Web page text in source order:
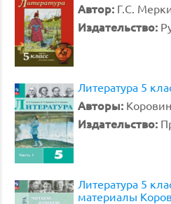
Автор: Г.С.
Издательство:
Литература 5
Авторы:
Издательство:
Литература 5
материалы